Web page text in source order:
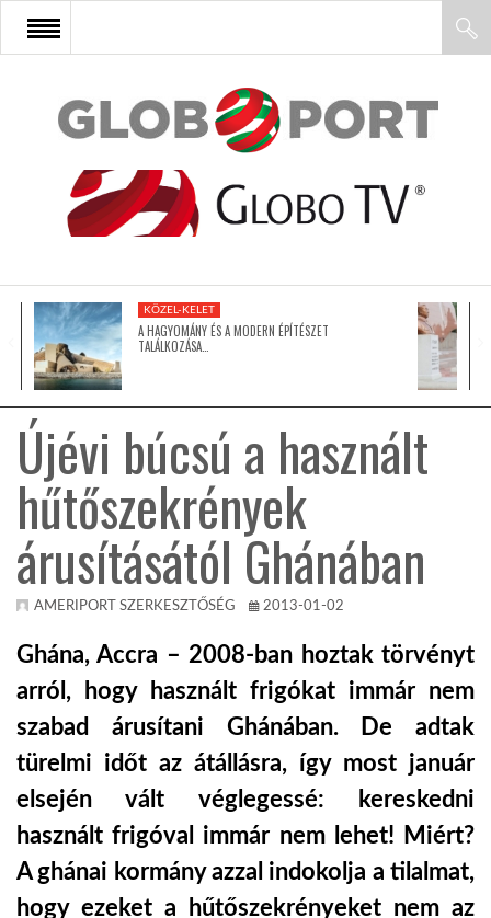
FŐOLDAL
AFRIKA
ÁZSIA
LATIN-AMERIKA
KÖZEL-KELET
AUSZTRÁLIA
A VILÁG ITTHON
GLOBOTV BP
KÖZEL-KELET
A HAGYOMÁNY ÉS A MODERN ÉPÍTÉSZET
TALÁLKOZÁSA…
Újévi búcsú a használt
hűtőszekrények
árusításától Ghánában
AMERIPORT SZERKESZTŐSÉG 2013-01-02
Ghána, Accra – 2008-ban hoztak törvényt
arról, hogy használt frigókat immár nem
szabad árusítani Ghánában. De adtak
türelmi időt az átállásra, így most január
elsején vált véglegessé: kereskedni
használt frigóval immár nem lehet! Miért?
A ghánai kormány azzal indokolja a tilalmat,
hogy ezeket a hűtőszekrényeket nem az